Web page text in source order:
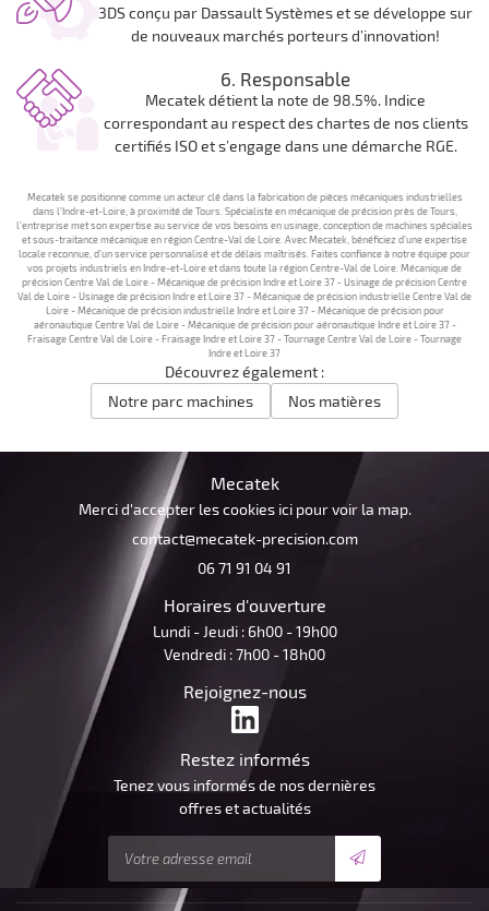
3DS conçu par Dassault Systèmes et se développe sur
de nouveaux marchés porteurs d’innovation!
6. Responsable
Mecatek détient la note de 98.5%. Indice
correspondant au respect des chartes de nos clients
certifiés ISO et s’engage dans une démarche RGE.
Mecatek se positionne comme un acteur clé dans la fabrication de pièces mécaniques industrielles
dans l’Indre-et-Loire, à proximité de Tours. Spécialiste en mécanique de précision près de Tours,
l’entreprise met son expertise au service de vos besoins en usinage, conception de machines spéciales
et sous-traitance mécanique en région Centre-Val de Loire. Avec Mecatek, bénéficiez d’une expertise
locale reconnue, d’un service personnalisé et de délais maîtrisés. Faites confiance à notre équipe pour
vos projets industriels en Indre-et-Loire et dans toute la région Centre-Val de Loire. Mécanique de
précision Centre Val de Loire - Mécanique de précision Indre et Loire 37 - Usinage de précision Centre
Val de Loire - Usinage de précision Indre et Loire 37 - Mécanique de précision industrielle Centre Val de
Loire - Mécanique de précision industrielle Indre et Loire 37 - Mécanique de précision pour
aéronautique Centre Val de Loire - Mécanique de précision pour aéronautique Indre et Loire 37 -
Fraisage Centre Val de Loire - Fraisage Indre et Loire 37 - Tournage Centre Val de Loire - Tournage
Indre et Loire 37
Découvrez également :
Notre parc machines
Nos matières
Mecatek
Merci d'accepter les cookies icipour voir la map.
06 71 91 04 91
Horaires d'ouverture
Lundi - Jeudi : 6h00 - 19h00
Vendredi : 7h00 - 18h00
Rejoignez-nous
Restez informés
Tenez vous informés de nos dernières
offres et actualités